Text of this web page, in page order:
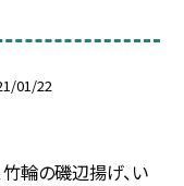
01/22
輪の磯辺揚げ、い